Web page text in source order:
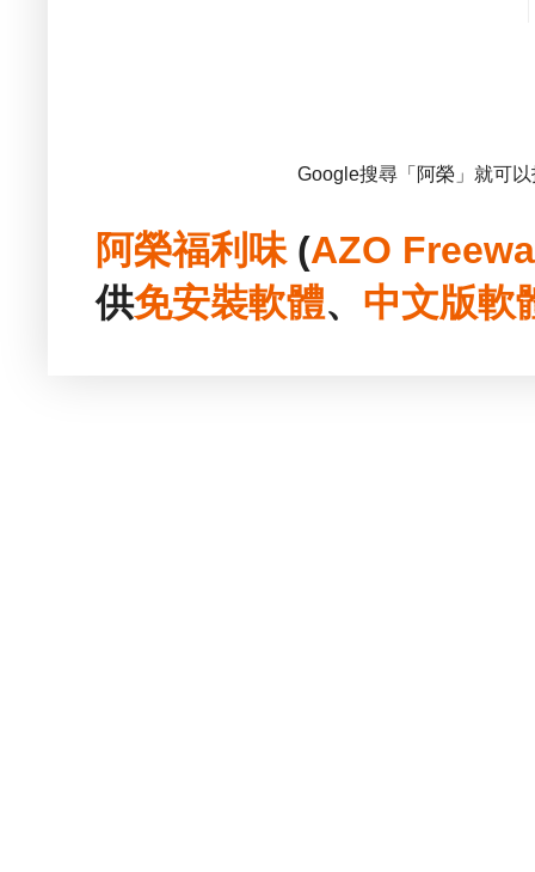
Google搜尋「阿榮」就可
阿榮福利味(AZO
供免安裝軟體、 中文版軟